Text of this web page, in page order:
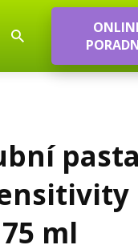
pasta
ml